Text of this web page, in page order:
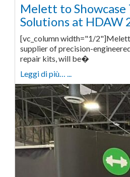
Melett to
Solutions at HDAW
[vc_column width="1/
supplier of precision-
repair kits, will be�
Leggi di più… ...